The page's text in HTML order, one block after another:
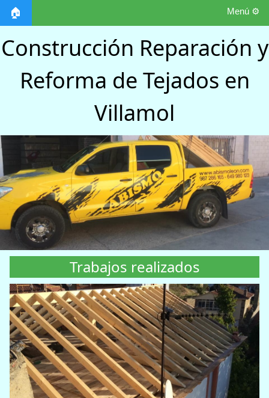
🏠 Menú ⚙️
Construcción Reparación y
Reforma de Tejados en
Villamol
Trabajos realizados